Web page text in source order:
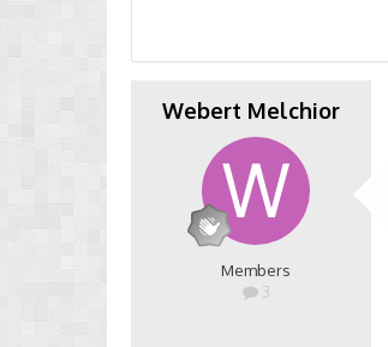
Webert Melchior
Members
3